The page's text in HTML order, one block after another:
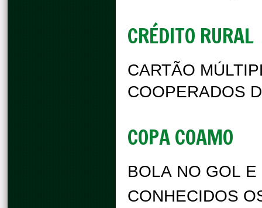
CRÉDITO RURAL
CARTÃO
COOPERADOS
COPA COAMO
BOLA NO GOL
CONHECIDOS